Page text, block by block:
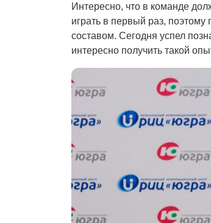
Интересно, что в команде
играть в первый раз,
составом. Сегодня успел
интересно получить такой